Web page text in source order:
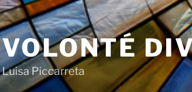
VOLONTÉ
Luisa Piccarreta